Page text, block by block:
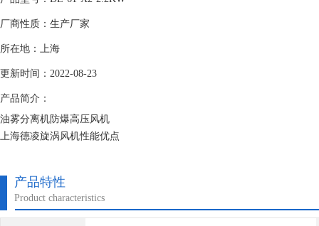
厂商性质：生产厂家
所在地：上海
更新时间：2022-08-23
产品简介：
油雾分离机防爆高压风机
上海德凌旋涡风机性能优点
机的运行可靠性和使用寿命；7、引进变频驱动新概念，比用普通电机驱
产品特性
Product characteristics